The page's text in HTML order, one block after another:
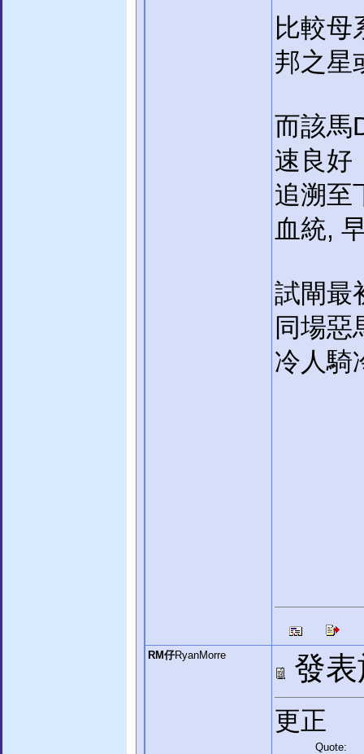
比較母
邦之星
而該馬
速良好
追溯至
血統,
試閘最
同場惡
冷人騎
RM仔RyanMorre 發
更正
Quote: